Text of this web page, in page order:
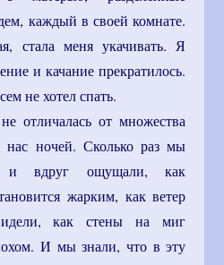
каждый в своей комнате.
стала меня укачивать. Я
и качание прекратилось.
не хотел спать.
отличалась от множества
нас ночей. Сколько раз мы
и вдруг ощущали, как
жарким, как ветер
как стены на миг
И мы знали, что в эту